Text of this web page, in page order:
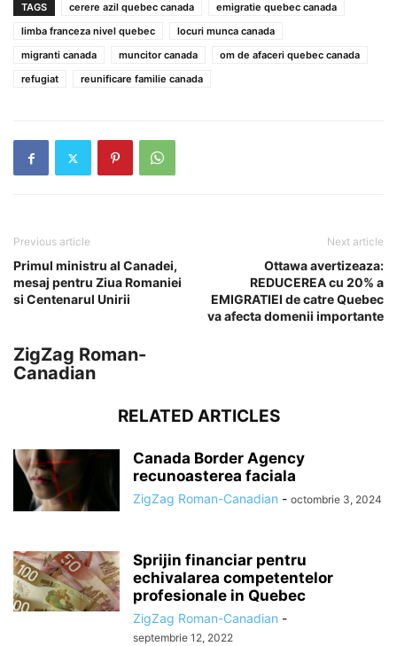
TAGS cerere azil quebec canada
emigratie quebec canada
limba franceza nivel quebec
locuri munca canada
migranti canada
muncitor canada
om de afaceri quebec canada
refugiat
reunificare familie canada
Previous article
Primul ministru al Canadei,
mesaj pentru Ziua Romaniei
si Centenarul Unirii
Next article
Ottawa avertizeaza:
REDUCEREA cu 20% a
EMIGRATIEI de catre Quebec
va afecta domenii importante
ZigZag Roman-
Canadian
RELATED ARTICLES
Canada Border Agency
recunoasterea faciala
ZigZag Roman-Canadian - octombrie 3, 2024
Sprijin financiar pentru
echivalarea competentelor
profesionale in Quebec
ZigZag Roman-Canadian -
septembrie 12, 2022